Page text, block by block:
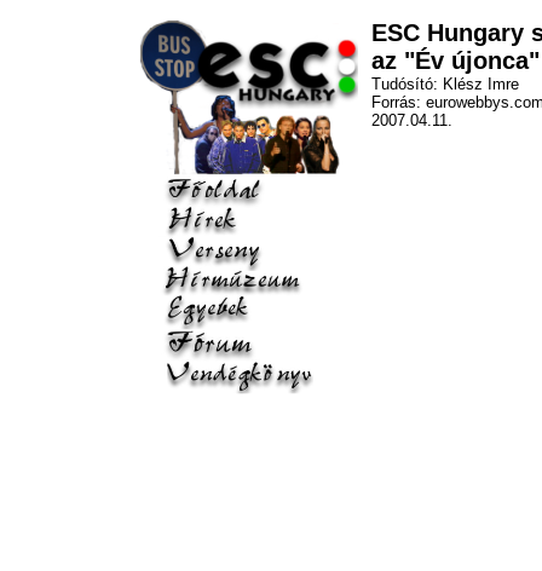
ESC Hungary
az "Év
Tudósító: Klész Imre
Forrás:
2007.04.11.